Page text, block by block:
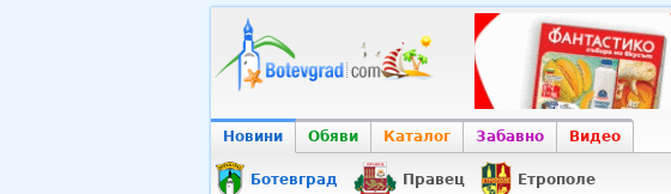
Новини Обяви Каталог Забавно Видео
Ботевград Правец Етрополе